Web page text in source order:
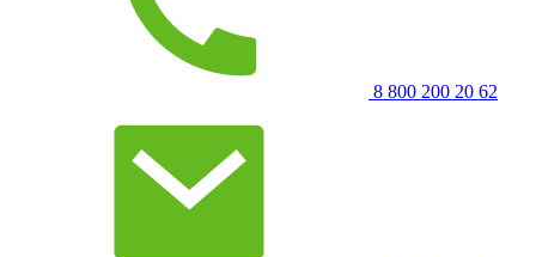
8 800 200 20 62